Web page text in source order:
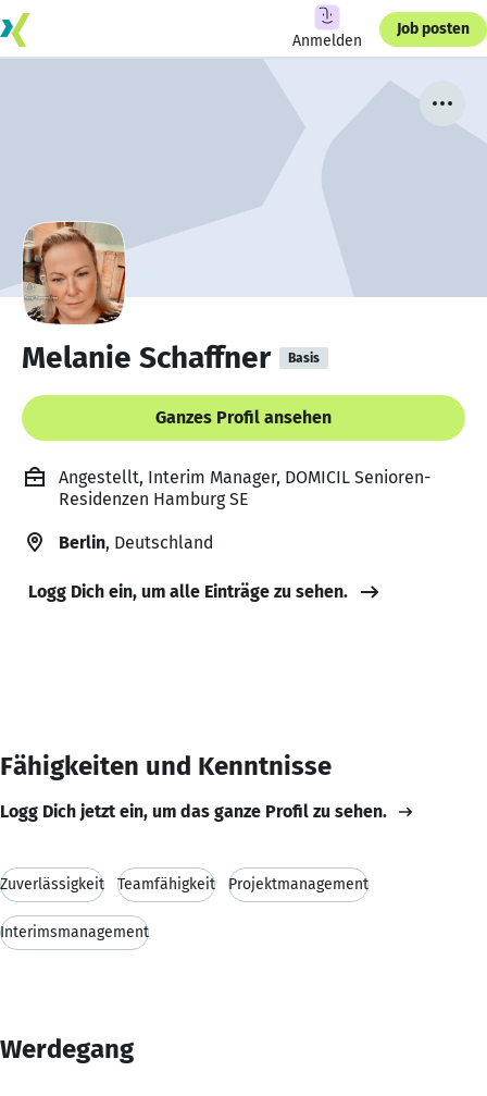
Anmelden
Job posten
Melanie Schaffner Basis
Ganzes Profil ansehen
Angestellt, Interim Manager, DOMICIL Senioren-
Residenzen Hamburg SE
Berlin, Deutschland
Logg Dich ein, um alle Einträge zu sehen.
Fähigkeiten und Kenntnisse
Logg Dich jetzt ein, um das ganze Profil zu sehen.
Zuverlässigkeit Teamfähigkeit Projektmanagement
Interimsmanagement
Werdegang